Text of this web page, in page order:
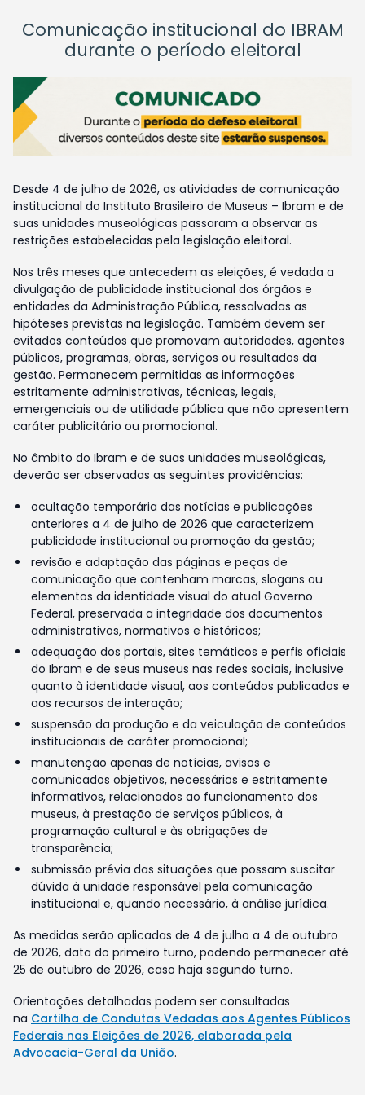
Comunicação institucional do IBRAM
durante o período eleitoral
Desde 4 de julho de 2026, as atividades de comunicação
institucional do Instituto Brasileiro de Museus – Ibram e de
suas unidades museológicas passaram a observar as
restrições estabelecidas pela legislação eleitoral.
Nos três meses que antecedem as eleições, é vedada a
divulgação de publicidade institucional dos órgãos e
entidades da Administração Pública, ressalvadas as
hipóteses previstas na legislação. Também devem ser
evitados conteúdos que promovam autoridades, agentes
públicos, programas, obras, serviços ou resultados da
gestão. Permanecem permitidas as informações
estritamente administrativas, técnicas, legais,
emergenciais ou de utilidade pública que não apresentem
caráter publicitário ou promocional.
No âmbito do Ibram e de suas unidades museológicas,
deverão ser observadas as seguintes providências:
ocultação temporária das notícias e publicações
anteriores a 4 de julho de 2026 que caracterizem
publicidade institucional ou promoção da gestão;
revisão e adaptação das páginas e peças de
comunicação que contenham marcas, slogans ou
elementos da identidade visual do atual Governo
Federal, preservada a integridade dos documentos
administrativos, normativos e históricos;
adequação dos portais, sites temáticos e perfis oficiais
do Ibram e de seus museus nas redes sociais, inclusive
quanto à identidade visual, aos conteúdos publicados e
aos recursos de interação;
suspensão da produção e da veiculação de conteúdos
institucionais de caráter promocional;
manutenção apenas de notícias, avisos e
comunicados objetivos, necessários e estritamente
informativos, relacionados ao funcionamento dos
museus, à prestação de serviços públicos, à
programação cultural e às obrigações de
transparência;
submissão prévia das situações que possam suscitar
dúvida à unidade responsável pela comunicação
institucional e, quando necessário, à análise jurídica.
As medidas serão aplicadas de 4 de julho a 4 de outubro
de 2026, data do primeiro turno, podendo permanecer até
25 de outubro de 2026, caso haja segundo turno.
Orientações detalhadas podem ser consultadas
na Cartilha de Condutas Vedadas aos Agentes Públicos
Federais nas Eleições de 2026, elaborada pela
Advocacia-Geral da União.